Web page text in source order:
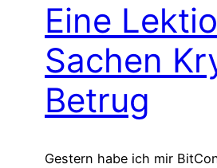
Eine
Sachen
Betrug
Gestern habe ich mir